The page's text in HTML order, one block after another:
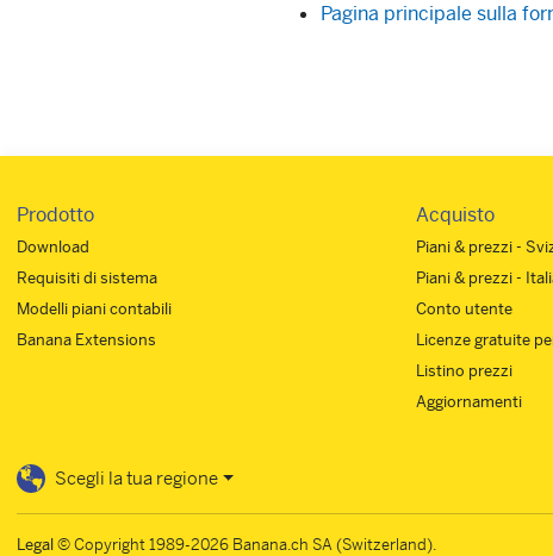
Pagina principale sulla
Prodotto
Download
Requisiti di sistema
Modelli piani contabili
Banana Extensions
Acquisto
Piani & prezzi -
Piani & prezzi -
Conto utente
Licenze gratuite
Listino prezzi
Aggiornamenti
Scegli la tua regione
Legal© Copyright 1989-2026 Banana.ch SA (Switzerland).